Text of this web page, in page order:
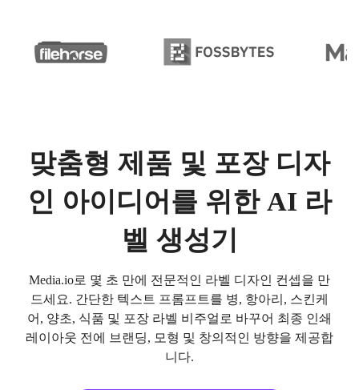
맞춤형 제품 및 포장 디자
인 아이디어를 위한 AI 라
벨 생성기
Media.io로 몇 초 만에 전문적인 라벨 디자인 컨셉을 만
드세요. 간단한 텍스트 프롬프트를 병, 항아리, 스킨케
어, 양초, 식품 및 포장 라벨 비주얼로 바꾸어 최종 인쇄
레이아웃 전에 브랜딩, 모형 및 창의적인 방향을 제공합
니다.